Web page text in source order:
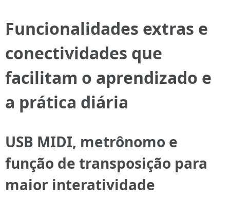
Funcionalidades extras e
conectividades que
facilitam o aprendizado e
a prática diária
USB MIDI, metrônomo e
função de transposição para
maior interatividade